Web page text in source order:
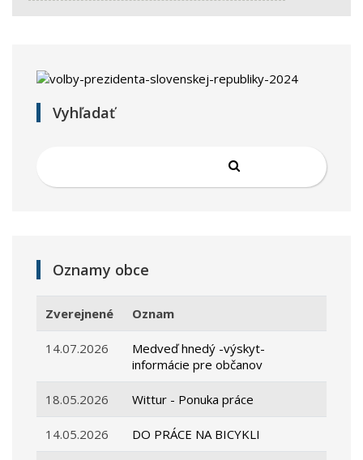
Vyhľadať
Oznamy obce
Zverejnené Oznam
14.07.2026
Medveď hnedý -výskyt-
informácie pre občanov
18.05.2026 Wittur - Ponuka práce
14.05.2026 DO PRÁCE NA BICYKLI